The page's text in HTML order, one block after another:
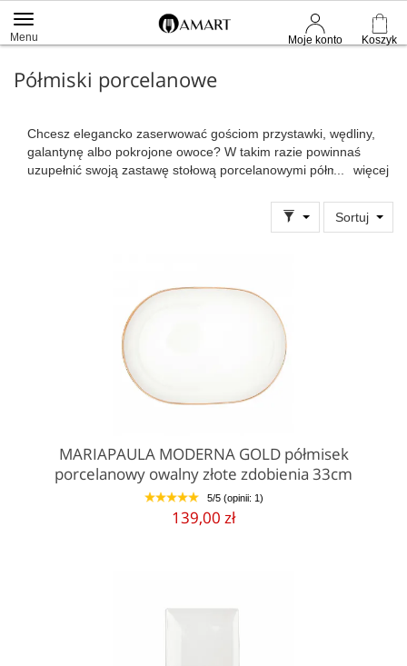
Moje konto Koszyk
Menu
Półmiski porcelanowe
Chcesz elegancko zaserwować gościom przystawki, wędliny,
galantynę albo pokrojone owoce? W takim razie powinnaś
uzupełnić swoją zastawę stołową porcelanowymi półmiskami.
okrągłe, prostokątne wykonane z porcelany. Chodzi o produkty
renomowanych marek jak Altom Design, Mariapaula czy
jest wytrzymałym materiałem, którego utrzymanie w czystości
nie jest trudne. Nasz sklep oferuje designerskie produkty, ich
jakości nic nie można zarzucić. To bardzo estetyczne naczynia,
które zostały wyprodukowane w polskich fabrykach z dbałością
o każdy, nawet najmniejszy szczegół. Znalazłaś półmisek,
który przypadł Ci do gustu? Dodaj do koszyka i opłać
zamówienie. Wszystkie zamówienia realizujemy tak szybko, jak
więcej
Sortuj
MARIAPAULA MODERNA GOLD półmisek
porcelanowy owalny złote zdobienia 33cm
1 2 3 4 5 5/5 (opinii: 1)
139,00 zł